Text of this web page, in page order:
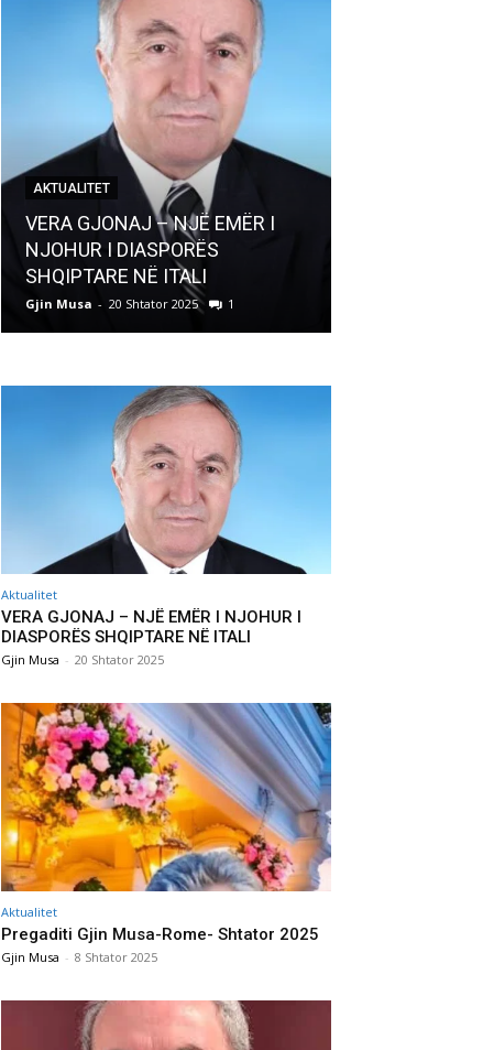
AKTUALITET
VERA GJONAJ – NJË EMËR I
NJOHUR I DIASPORËS
SHQIPTARE NË ITALI
Gjin Musa - 20 Shtator 2025 1
Aktualitet
VERA GJONAJ – NJË EMËR I NJOHUR I
DIASPORËS SHQIPTARE NË ITALI
Gjin Musa - 20 Shtator 2025
Aktualitet
Pregaditi Gjin Musa-Rome- Shtator 2025
Gjin Musa - 8 Shtator 2025